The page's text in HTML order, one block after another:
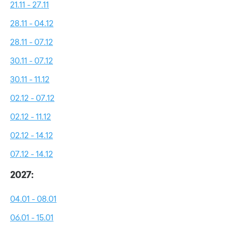
21.11 - 27.11
28.11 - 04.12
28.11 - 07.12
30.11 - 07.12
30.11 - 11.12
02.12 - 07.12
02.12 - 11.12
02.12 - 14.12
07.12 - 14.12
2027:
04.01 - 08.01
06.01 - 15.01